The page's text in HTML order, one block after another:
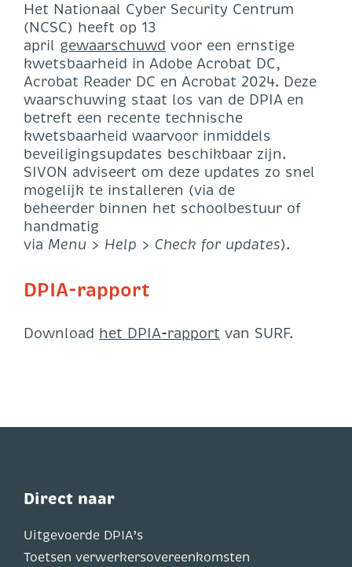
Het Nationaal Cyber Security Centrum
(NCSC) heeft op 13
april gewaarschuwd voor een ernstige
kwetsbaarheid in Adobe Acrobat DC,
Acrobat Reader DC en Acrobat 2024. Deze
waarschuwing staat los van de DPIA en
betreft een recente technische
kwetsbaarheid waarvoor inmiddels
beveiligingsupdates beschikbaar zijn.
SIVON adviseert om deze updates zo snel
mogelijk te installeren (via de
beheerder binnen het schoolbestuur of
handmatig
via Menu > Help > Check for updates).
DPIA-rapport
Download het DPIA-rapport van SURF.
Direct naar
Uitgevoerde DPIA’s
Toetsen verwerkersovereenkomsten